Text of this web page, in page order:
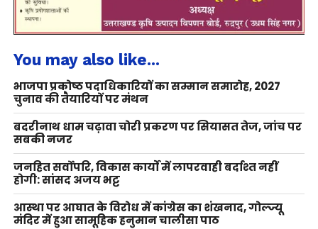
You may also like...
भाजपा प्रकोष्ठ पदाधिकारियों का सम्मान समारोह, 2027
चुनाव की तैयारियों पर मंथन
बदरीनाथ धाम चढ़ावा चोरी प्रकरण पर सियासत तेज, जांच पर
सबकी नजर
जनहित सर्वोपरि, विकास कार्यों में लापरवाही बर्दाश्त नहीं
होगी: सांसद अजय भट्ट
आस्था पर आघात के विरोध में कांग्रेस का शंखनाद, गोल्ज्यू
मंदिर में हुआ सामूहिक हनुमान चालीसा पाठ